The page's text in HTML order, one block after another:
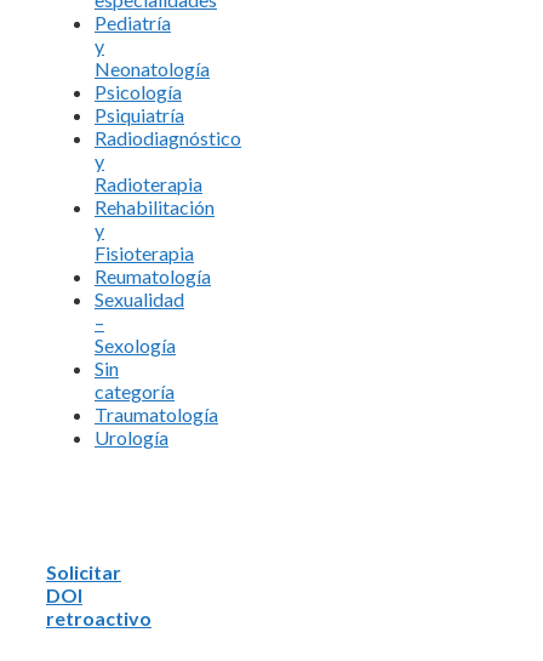
Pediatría
y
Neonatología
Psicología
Psiquiatría
Radiodiagnóstico
y
Radioterapia
Rehabilitación
y
Fisioterapia
Reumatología
Sexualidad
–
Sexología
Sin
categoría
Traumatología
Urología
Solicitar
DOI
retroactivo